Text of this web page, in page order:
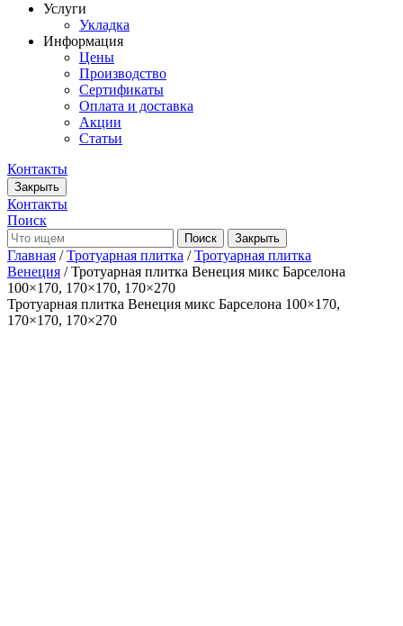
Услуги
Укладка
Информация
Цены
Производство
Сертификаты
Оплата и доставка
Акции
Статьи
Контакты
Закрыть
Контакты
Поиск
Закрыть
Главная /Тротуарная плитка /Тротуарная плитка
Венеция / Тротуарная плитка Венеция микс Барселона
100×170, 170×170, 170×270
Тротуарная плитка Венеция микс Барселона 100×170,
170×170, 170×270